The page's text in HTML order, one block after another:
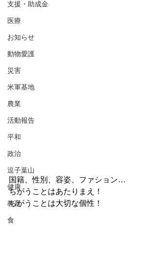
支援・助成金
医療
お知らせ
動物愛護
災害
米軍基地
農業
活動報告
平和
政治
逗子葉山
健康
教育
食
国籍、性別、容姿、ファション…
ちがうことはあたりまえ！
ちがうことは大切な個性！